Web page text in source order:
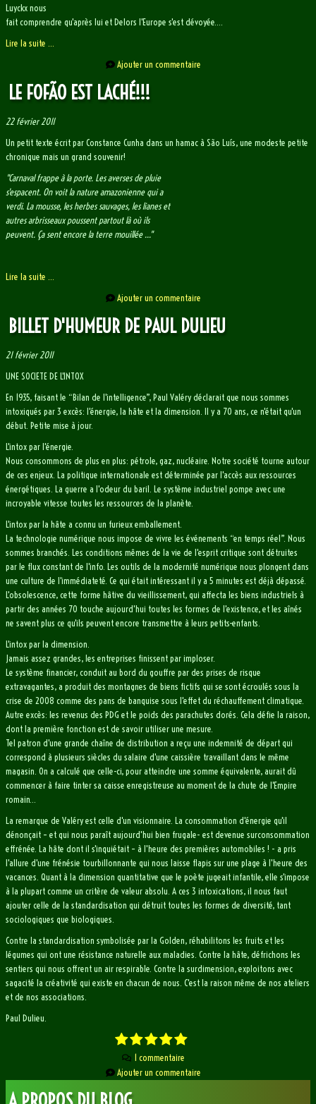
Luyckx nous
fait comprendre qu'après lui et Delors l'Europe s'est dévoyée....
Lire la suite ...
Ajouter un commentaire
LE FOFÃO EST LACHÉ!!!
22 février 2011
Un petit texte écrit par Constance Cunha dans un hamac à São Luís, une modeste petite
chronique mais un grand souvenir!
"Carnaval frappe à la porte. Les averses de pluie
s'espacent. On voit la nature amazonienne qui a
verdi. La mousse, les herbes sauvages, les lianes et
autres arbrisseaux poussent partout là où ils
peuvent. Ça sent encore la terre mouillée ..."
Lire la suite ...
Ajouter un commentaire
BILLET D'HUMEUR DE PAUL DULIEU
21 février 2011
UNE SOCIETE DE L'INTOX
En 1935, faisant le “Bilan de l'intelligence”, Paul Valéry déclarait que nous sommes
intoxiqués par 3 excès: l'énergie, la hâte et la dimension. Il y a 70 ans, ce n'était qu'un
début. Petite mise à jour.
L'intox par l'énergie.
Nous consommons de plus en plus: pétrole, gaz, nucléaire. Notre société tourne autour
de ces enjeux. La politique internationale est déterminée par l'accès aux ressources
énergétiques. La guerre a l'odeur du baril. Le système industriel pompe avec une
incroyable vitesse toutes les ressources de la planète.
L'intox par la hâte a connu un furieux emballement.
La technologie numérique nous impose de vivre les événements “en temps réel”. Nous
sommes branchés. Les conditions mêmes de la vie de l'esprit critique sont détruites
par le flux constant de l'info. Les outils de la modernité numérique nous plongent dans
une culture de l'immédiateté. Ce qui était intéressant il y a 5 minutes est déjà dépassé.
L'obsolescence, cette forme hâtive du vieillissement, qui affecta les biens industriels à
partir des années 70 touche aujourd'hui toutes les formes de l'existence, et les aînés
ne savent plus ce qu'ils peuvent encore transmettre à leurs petits-enfants.
L'intox par la dimension.
Jamais assez grandes, les entreprises finissent par imploser.
Le système financier, conduit au bord du gouffre par des prises de risque
extravagantes, a produit des montagnes de biens fictifs qui se sont écroulés sous la
crise de 2008 comme des pans de banquise sous l'effet du réchauffement climatique.
Autre excès: les revenus des PDG et le poids des parachutes dorés. Cela défie la raison,
dont la première fonction est de savoir utiliser une mesure.
Tel patron d'une grande chaîne de distribution a reçu une indemnité de départ qui
correspond à plusieurs siècles du salaire d'une caissière travaillant dans le même
magasin. On a calculé que celle-ci, pour atteindre une somme équivalente, aurait dû
commencer à faire tinter sa caisse enregistreuse au moment de la chute de l'Empire
romain…
La remarque de Valéry est celle d'un visionnaire. La consommation d'énergie qu'il
dénonçait – et qui nous paraît aujourd'hui bien frugale- est devenue surconsommation
effrénée. La hâte dont il s'inquiétait – à l'heure des premières automobiles ! - a pris
l'allure d'une frénésie tourbillonnante qui nous laisse flapis sur une plage à l'heure des
vacances. Quant à la dimension quantitative que le poète jugeait infantile, elle s'impose
à la plupart comme un critère de valeur absolu. A ces 3 intoxications, il nous faut
ajouter celle de la standardisation qui détruit toutes les formes de diversité, tant
sociologiques que biologiques.
Contre la standardisation symbolisée par la Golden, réhabilitons les fruits et les
légumes qui ont une résistance naturelle aux maladies. Contre la hâte, défrichons les
sentiers qui nous offrent un air respirable. Contre la surdimension, exploitons avec
sagacité la créativité qui existe en chacun de nous. C'est la raison même de nos ateliers
et de nos associations.
Paul Dulieu.
1 commentaire
Ajouter un commentaire